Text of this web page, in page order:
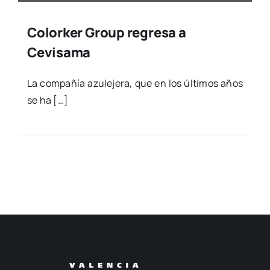
Colorker Group regresa a
Cevisama
La com­pa­ñía azu­le­je­ra, que en los últi­mos años
se ha […]